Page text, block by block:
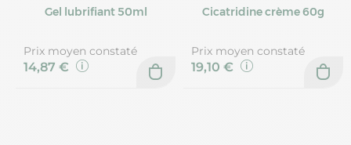
Gel lubrifiant 50ml
Prix moyen constaté
14,87 €
Cicatridine crème 60g
Prix moyen constaté
19,10 €